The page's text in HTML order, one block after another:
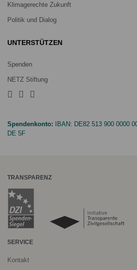
Klimagerechte Zukunft
Politik und Dialog
UNTERSTÜTZEN
Spenden
NETZ Stiftung
Spendenkonto: IBAN: DE82 513 900 0000
DE 5F
TRANSPARENZ
SERVICE
Kontakt